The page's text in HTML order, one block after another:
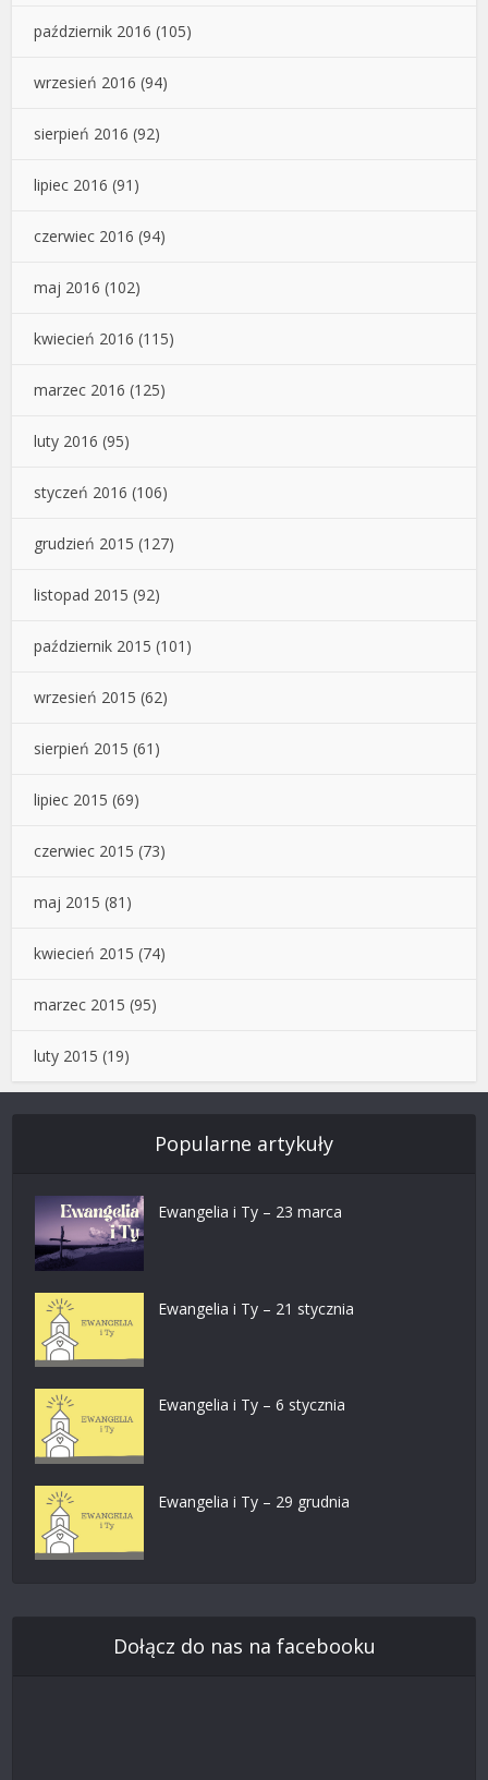
październik 2016 (105)
wrzesień 2016 (94)
sierpień 2016 (92)
lipiec 2016 (91)
czerwiec 2016 (94)
maj 2016 (102)
kwiecień 2016 (115)
marzec 2016 (125)
luty 2016 (95)
styczeń 2016 (106)
grudzień 2015 (127)
listopad 2015 (92)
październik 2015 (101)
wrzesień 2015 (62)
sierpień 2015 (61)
lipiec 2015 (69)
czerwiec 2015 (73)
maj 2015 (81)
kwiecień 2015 (74)
marzec 2015 (95)
luty 2015 (19)
Popularne artykuły
Ewangelia i Ty – 23 marca
Ewangelia i Ty – 21 stycznia
Ewangelia i Ty – 6 stycznia
Ewangelia i Ty – 29 grudnia
Dołącz do nas na facebooku